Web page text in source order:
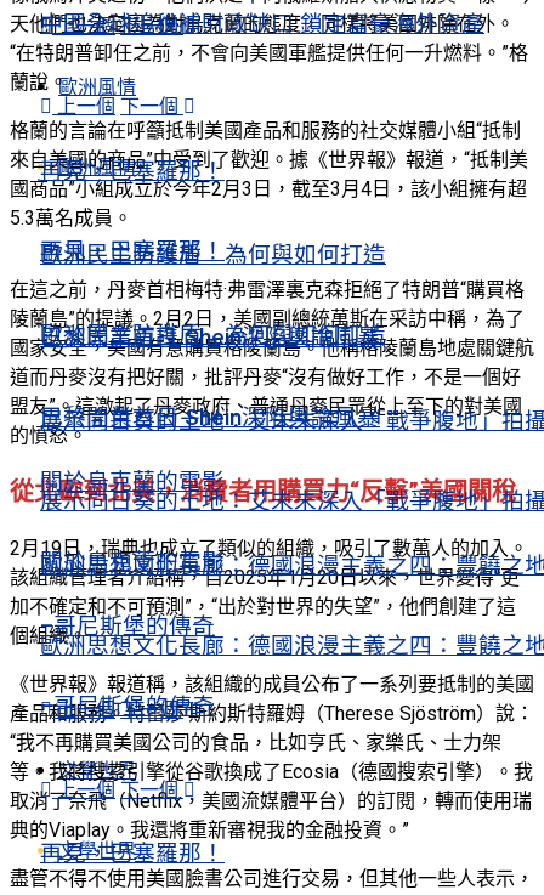
上一個 下一個
歐洲風情
再見，巴塞羅那！
歐洲民主防護盾 為何與如何打造
巴黎開業首日 Shein深陷輿論風暴
展示向日葵的土地：艾未未深入「戰爭腹地」拍
關於烏克蘭的電影
歐洲思想文化長廊：德國浪漫主義之四：豐饒之
–哥尼斯堡的傳奇
上一個 下一個
文學世界
再見，巴塞羅那！
中國全球追稅補財政缺口 鎖定富豪海外資產
上一個 下一個
歐洲風情
再見，巴塞羅那！
歐洲民主防護盾 為何與如何打造
巴黎開業首日 Shein深陷輿論風暴
展示向日葵的土地：艾未未深入「戰爭腹地」拍
關於烏克蘭的電影
歐洲思想文化長廊：德國浪漫主義之四：豐饒之
–哥尼斯堡的傳奇
上一個 下一個
文學世界
天他們也決定因為對烏克蘭的態度，同樣將美國排除在外。
“在特朗普卸任之前，不會向美國軍艦提供任何一升燃料。”格
蘭說。
格蘭的言論在呼籲抵制美國產品和服務的社交媒體小組“抵制
來自美國的商品”中受到了歡迎。據《世界報》報道，“抵制美
國商品”小組成立於今年2月3日，截至3月4日，該小組擁有超
5.3萬名成員。
在這之前，丹麥首相梅特·弗雷澤裏克森拒絕了特朗普“購買格
陵蘭島”的提議。2月2日，美國副總統萬斯在采訪中稱，為了
國家安全，美國有意購買格陵蘭島。他稱格陵蘭島地處關鍵航
道而丹麥沒有把好關，批評丹麥“沒有做好工作，不是一個好
盟友”。這激起了丹麥政府、普通丹麥民眾從上至下的對美國
的憤怒。
從北歐到北美，消費者用購買力“反擊”美國關稅
2月19日，瑞典也成立了類似的組織，吸引了數萬人的加入。
該組織管理者介紹稱，自2025年1月20日以來，世界變得“更
加不確定和不可預測”，“出於對世界的失望”，他們創建了這
個組織。
《世界報》報道稱，該組織的成員公布了一系列要抵制的美國
產品和服務。特蕾莎·斯約斯特羅姆（Therese Sjöström）說：
“我不再購買美國公司的食品，比如亨氏、家樂氏、士力架
等。我將搜索引擎從谷歌換成了Ecosia（德國搜索引擎）。我
取消了奈飛（Netflix，美國流媒體平台）的訂閱，轉而使用瑞
典的Viaplay。我還將重新審視我的金融投資。”
盡管不得不使用美國臉書公司進行交易，但其他一些人表示，